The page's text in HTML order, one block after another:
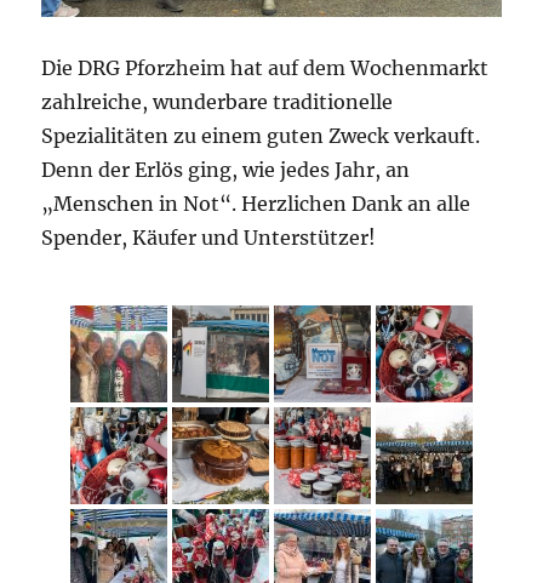
Die DRG Pforzheim hat auf dem Wochenmarkt
zahlreiche, wunderbare traditionelle
Spezialitäten zu einem guten Zweck verkauft.
Denn der Erlös ging, wie jedes Jahr, an
„Menschen in Not“. Herzlichen Dank an alle
Spender, Käufer und Unterstützer!